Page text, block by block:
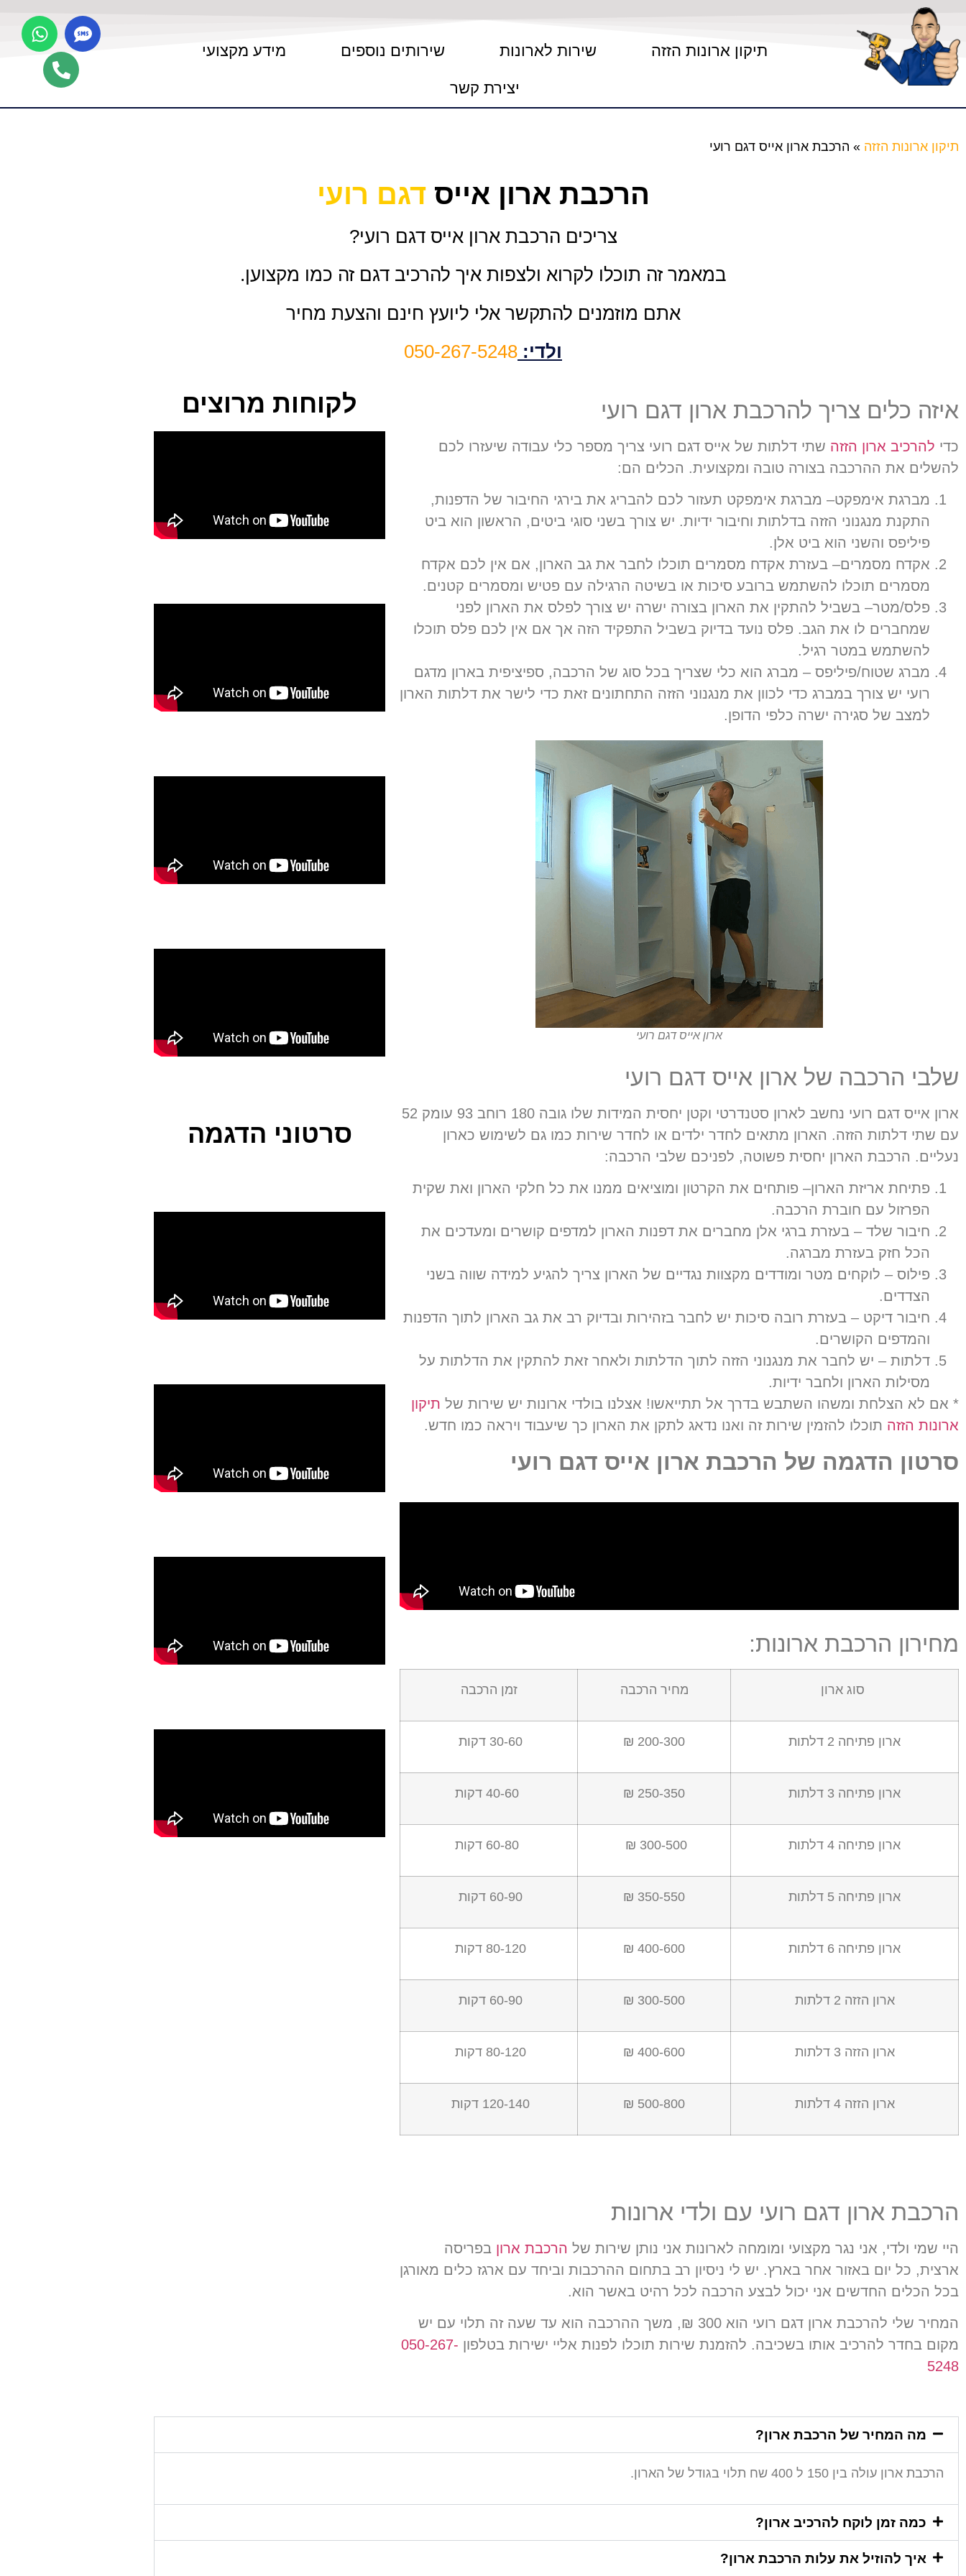
תיקון ארונות הזזה שירות לארונות שירותים נוספים מידע מקצועי
יצירת קשר
תיקון ארונות הזזה » הרכבת ארון אייס דגם רועי
הרכבת ארון אייסדגם רועי
צריכים הרכבת ארון אייס דגם רועי?
במאמר זה תוכלו לקרוא ולצפות איך להרכיב דגם זה כמו מקצוען.
אתם מוזמנים להתקשר אלי ליועץ חינם והצעת מחיר
ולדי: 050-267-5248
איזה כלים צריך להרכבת ארון דגם רועי
כדי להרכיב ארון הזזה שתי דלתות של אייס דגם רועי צריך מספר כלי עבודה שיעזרו לכם
להשלים את ההרכבה בצורה טובה ומקצועית. הכלים הם:
מברגת אימפקט– מברגת אימפקט תעזור לכם להבריג את בירגי החיבור של הדפנות,
התקנת מנגנוני הזזה בדלתות וחיבור ידיות. יש צורך בשני סוגי ביטים, הראשון הוא ביט
פיליפס והשני הוא ביט אלן.
אקדח מסמרים– בעזרת אקדח מסמרים תוכלו לחבר את גב הארון, אם אין לכם אקדח
מסמרים תוכלו להשתמש ברובע סיכות או בשיטה הרגילה עם פטיש ומסמרים קטנים.
פלס/מטר– בשביל להתקין את הארון בצורה ישרה יש צורך לפלס את הארון לפני
שמחברים לו את הגב. פלס נועד בדיוק בשביל התפקיד הזה אך אם אין לכם פלס תוכלו
להשתמש במטר רגיל.
מברג שטוח/פיליפס – מברג הוא כלי שצריך בכל סוג של הרכבה, ספיציפית בארון מדגם
רועי יש צורך במברג כדי לכוון את מנגנוני הזזה התחתונים זאת כדי לישר את דלתות הארון
למצב של סגירה ישרה כלפי הדופן.
ארון אייס דגם רועי
שלבי הרכבה של ארון אייס דגם רועי
ארון אייס דגם רועי נחשב לארון סטנדרטי וקטן יחסית המידות שלו גובה 180 רוחב 93 עומק 52
עם שתי דלתות הזזה. הארון מתאים לחדר ילדים או לחדר שירות כמו גם לשימוש כארון
נעליים. הרכבת הארון יחסית פשוטה, לפניכם שלבי הרכבה:
פתיחת אריזת הארון– פותחים את הקרטון ומוציאים ממנו את כל חלקי הארון ואת שקית
הפרזול עם חוברת הרכבה.
חיבור שלד – בעזרת ברגי אלן מחברים את דפנות הארון למדפים קושרים ומעדכים את
הכל חזק בעזרת מברגה.
פילוס – לוקחים מטר ומודדים מקצוות נגדיים של הארון צריך להגיע למידה שווה בשני
הצדדים.
חיבור דיקט – בעזרת רובה סיכות יש לחבר בזהירות ובדיוק רב את גב הארון לתוך הדפנות
והמדפים הקושרים.
דלתות – יש לחבר את מנגנוני הזזה לתוך הדלתות ולאחר זאת להתקין את הדלתות על
מסילות הארון ולחבר ידיות.
* אם לא הצלחת ומשהו השתבש בדרך אל תתייאשו! אצלנו בולדי ארונות יש שירות של תיקון
ארונות הזזה תוכלו להזמין שירות זה ואנו נדאג לתקן את הארון כך שיעבוד ויראה כמו חדש.
סרטון הדגמה של הרכבת ארון אייס דגם רועי
מחירון הרכבת ארונות:
סוג ארון מחיר הרכבה זמן הרכבה
ארון פתיחה דלתות 200-300 ₪ 30-60 דקות
ארון פתיחה דלתות 250-350 ₪
ארון פתיחה דלתות 300-500 ₪
ארון פתיחה דלתות 350-550 ₪ 60-90 דקות
ארון פתיחה דלתות 400-600 ₪ 80-120 דקות
ארון הזזה דלתות 300-500 ₪ 60-90 דקות
ארון הזזה 3 דלתות 400-600 ₪ 80-120 דקות
ארון הזזה 4 דלתות 500-800 ₪ 120-140 דקות
הרכבת ארון דגם רועי עם ולדי ארונות
היי שמי ולדי, אני נגר מקצועי ומומחה לארונות אני נותן שירות של הרכבת ארון בפריסה
ארצית, כל יום באזור אחר בארץ. יש לי ניסיון רב בתחום ההרכבות וביחד עם ארגז כלים מאורגן
בכל הכלים החדשים אני יכול לבצע הרכבה לכל רהיט באשר הוא.
המחיר שלי להרכבת ארון דגם רועי הוא
משך ההרכבה הוא עד שעה זה תלוי עם יש
מקום בחדר להרכיב אותו בשכיבה. להזמנת שירות תוכלו לפנות אליי ישירות בטלפון 050-267-
5248
לקוחות מרוצים
סרטוני הדגמה
מה המחיר של הרכבת ארון?
הרכבת ארון עולה בין 150 ל 400 שח תלוי בגודל של הארון.
כמה זמן לוקח להרכיב ארון?
איך להוזיל את עלות הרכבת ארון?